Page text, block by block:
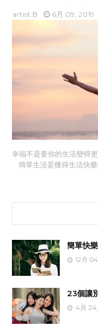
artist.B 6月 09, 2019
幸福不是要你的生活變得
簡單生活是獲得生活快
簡單快
12月
23個讓
4月